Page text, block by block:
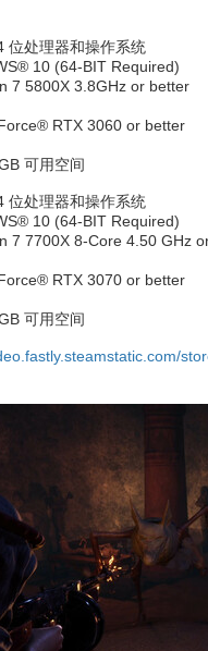
位处理器和操作系统
10 (64-BIT Required)
7 5800X 3.8GHz or better
RTX 3060 or better
可用空间
位处理器和操作系统
10 (64-BIT Required)
7 7700X 8-Core 4.50 GHz
RTX 3070 or better
可用空间